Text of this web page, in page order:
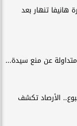
تنهار بعد
عن منع سيدة...
الأرصاد تكشف